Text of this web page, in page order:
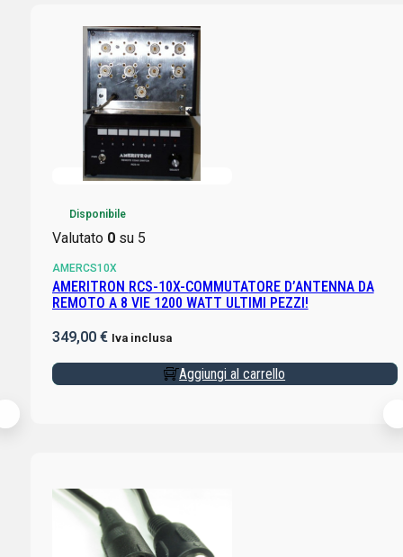
Disponibile
Valutato 0su 5
AMERCS10X
AMERITRON RCS-10X-COMMUTATORE D’ANTENNA DA
REMOTO A 8 VIE 1200 WATT ULTIMI PEZZI!
349,00 € Iva inclusa
Aggiungi al carrello